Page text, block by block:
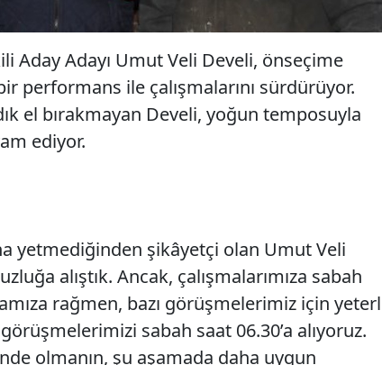
Aday Adayı Umut Veli Develi, önseçime
performans ile çalışmalarını sürdürüyor.
el bırakmayan Develi, yoğun temposuyla
ediyor.
yetmediğinden şikâyetçi olan Umut Veli
alıştık. Ancak, çalışmalarımıza sabah
rağmen, bazı görüşmelerimiz için
sabah saat 06.30’a alıyoruz.
olmanın, şu aşamada daha uygun